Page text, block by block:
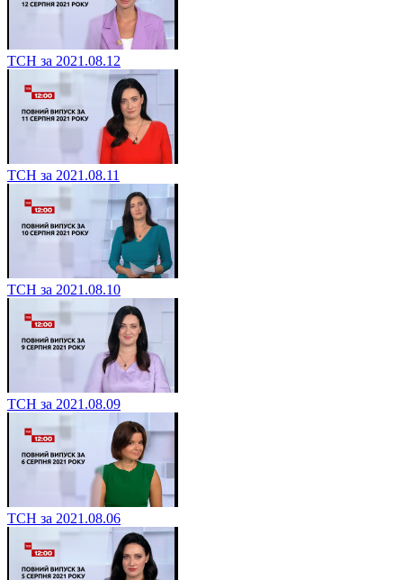
ТСН за 2021.08.12
ТСН за 2021.08.11
ТСН за 2021.08.10
ТСН за 2021.08.09
ТСН за 2021.08.06